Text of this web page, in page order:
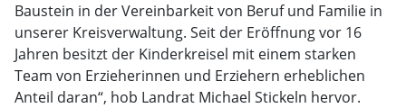
Baustein in der Vereinbarkeit von Beruf und Familie in
unserer Kreisverwaltung. Seit der Eröffnung vor 16
Jahren besitzt der Kinderkreisel mit einem starken
Team von Erzieherinnen und Erziehern erheblichen
Anteil daran“, hob Landrat Michael Stickeln hervor.